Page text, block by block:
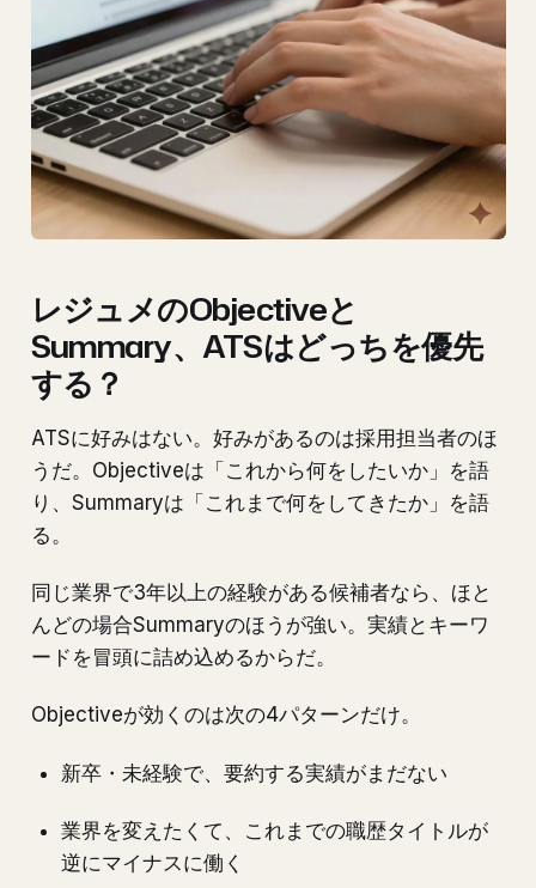
レジュメのObjectiveと
Summary、ATSはどっちを優先
する？
ATSに好みはない。好みがあるのは採用担当者のほ
うだ。Objectiveは「これから何をしたいか」を語
り、Summaryは「これまで何をしてきたか」を語
る。
同じ業界で3年以上の経験がある候補者なら、ほと
んどの場合Summaryのほうが強い。実績とキーワ
ードを冒頭に詰め込めるからだ。
Objectiveが効くのは次の4パターンだけ。
新卒・未経験で、要約する実績がまだない
業界を変えたくて、これまでの職歴タイトルが
逆にマイナスに働く